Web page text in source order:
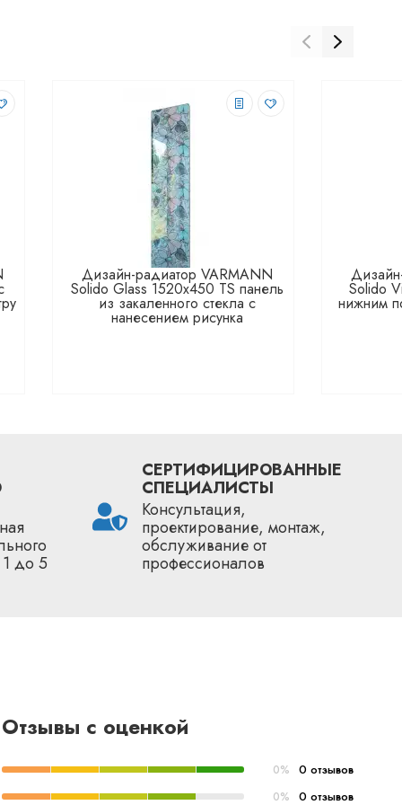
Дизайн-радиатор VARMANN
Solido Glass 1520x450 TS панель
из закаленного стекла с
нанесением рисунка
Solido
нижним
1 до 5
СЕРТИФИЦИРОВАННЫЕ
СПЕЦИАЛИСТЫ
Консультация,
проектирование, монтаж,
обслуживание от
профессионалов
Отзывы с оценкой
0% 0 отзывов
0% 0 отзывов